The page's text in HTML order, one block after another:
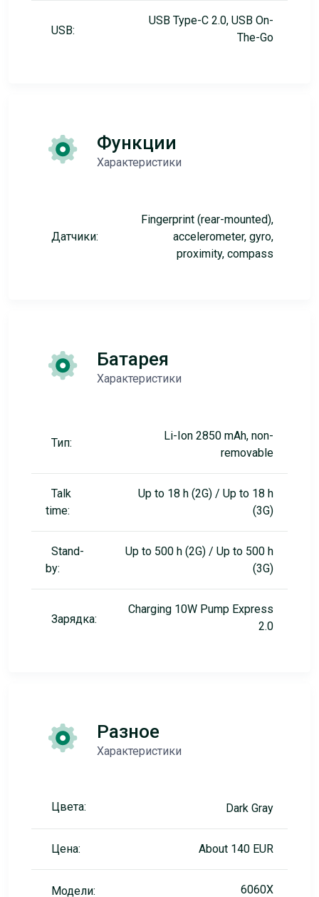
USB:
USB Type-C 2.0, USB On-
The-Go
Функции
Характеристики
Датчики:
Fingerprint (rear-mounted),
accelerometer, gyro,
proximity, compass
Батарея
Характеристики
Тип:
Li-Ion 2850 mAh, non-
removable
Talk
time:
Up to 18 h (2G) / Up to 18 h
(3G)
Stand-
by:
Up to 500 h (2G) / Up to 500 h
(3G)
Зарядка:
Charging 10W Pump Express
2.0
Разное
Характеристики
Цвета: Dark Gray
Цена: About 140 EUR
Модели: 6060X